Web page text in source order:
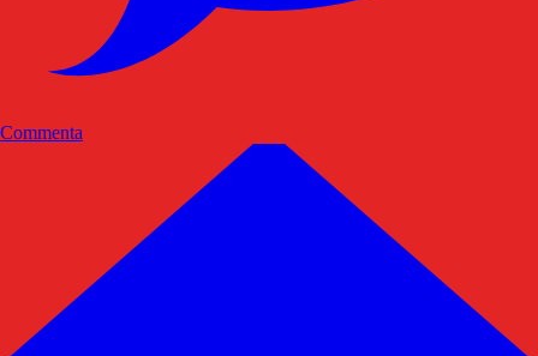
Commenta